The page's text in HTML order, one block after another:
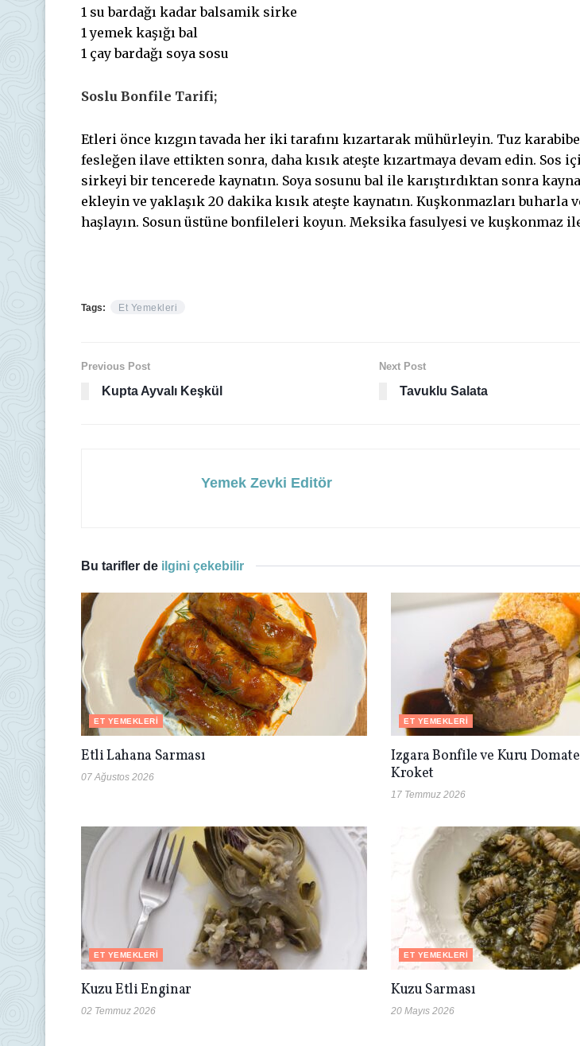
1 su bardağı kadar balsamik sirke
1 yemek kaşığı bal
1 çay bardağı soya sosu
Soslu Bonfile Tarifi;
Etleri önce kızgın tavada her iki tarafını kızartarak mühürleyin. Tuz
fesleğen ilave ettikten sonra, daha kısık ateşte kızartmaya devam edin. Sos
sirkeyi bir tencerede kaynatın. Soya sosunu bal ile karıştırdıktan sonra
ekleyin ve yaklaşık 20 dakika kısık ateşte kaynatın. Kuşkonmazları buharla
haşlayın. Sosun üstüne bonfileleri koyun. Meksika fasulyesi ve kuşkonmaz
Tags: Et Yemekleri
Previous Post
Kupta Ayvalı Keşkül
Next Post
Tavuklu Salata
Yemek Zevki Editör
Bu tarifler de ilgini çekebilir
ET YEMEKLERI
Etli Lahana Sarması
07 Ağustos 2026
ET YEMEKLERI
Izgara Bonfile ve Kuru
Kroket
17 Temmuz 2026
ET YEMEKLERI
Kuzu Etli Enginar
02 Temmuz 2026
ET YEMEKLERI
Kuzu Sarması
20 Mayıs 2026